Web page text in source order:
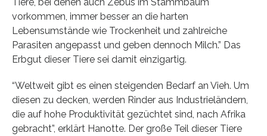
vorkommen, immer besser an die harten
Lebensumstände wie Trockenheit und zahlreiche
Parasiten angepasst und geben dennoch Milch.” Das
Erbgut dieser Tiere sei damit einzigartig.
“Weltweit gibt es einen steigenden Bedarf an Vieh. Um
diesen zu decken, werden Rinder aus Industrieländern,
die auf hohe Produktivität gezüchtet sind, nach Afrika
gebracht”, erklärt Hanotte. Der große Teil dieser Tiere